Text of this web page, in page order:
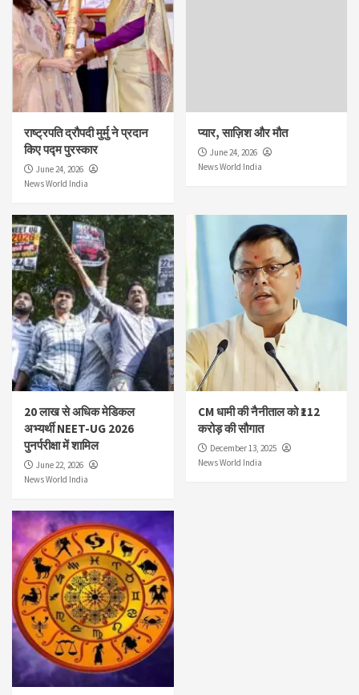
राष्ट्रपति द्रौपदी मुर्मु ने प्रदान
किए पद्म पुरस्कार
June 24, 2026
News World India
प्यार, साज़िश और मौत
June 24, 2026
News World India
20 लाख से अधिक मेडिकल
अभ्यर्थी NEET-UG 2026
पुनर्परीक्षा में शामिल
June 22, 2026
News World India
CM धामी की नैनीताल को ₹112
करोड़ की सौगात
December 13, 2025
News World India